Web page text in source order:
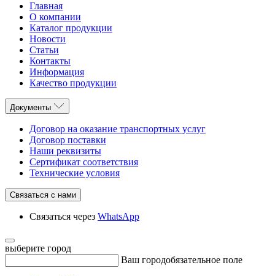
Главная
О компании
Каталог продукции
Новости
Статьи
Контакты
Информация
Качество продукции
Документы
Договор на оказание транспортных услуг
Договор поставки
Наши реквизиты
Сертификат соответствия
Технические условия
Связаться с нами
Связаться через WhatsApp
выберите город
Ваш городобязательное поле